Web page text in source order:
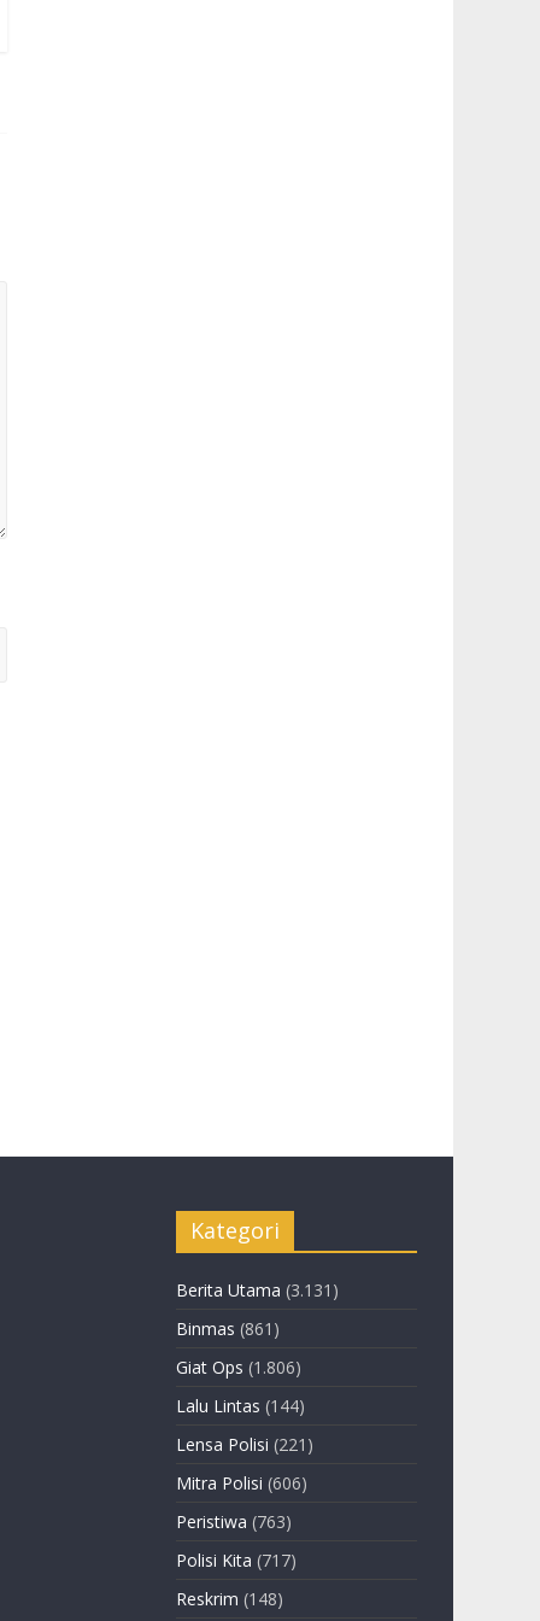
Kategori
Berita Utama (3.131)
Binmas (861)
Giat Ops (1.806)
Lalu Lintas (144)
Lensa Polisi (221)
Mitra Polisi (606)
Peristiwa (763)
Polisi Kita (717)
Reskrim (148)